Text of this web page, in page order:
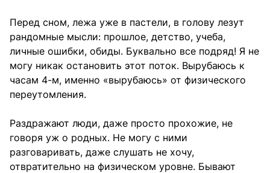
Перед сном, лежа уже в пастели, в голову лезут
рандомные мысли: прошлое, детство, учеба,
личные ошибки, обиды. Буквально все подряд! Я не
могу никак остановить этот поток. Вырубаюсь к
часам 4-м, именно «вырубаюсь» от физического
переутомления.
Раздражают люди, даже просто прохожие, не
говоря уж о родных. Не могу с ними
разговаривать, даже слушать не хочу,
отвратительно на физическом уровне. Бывают